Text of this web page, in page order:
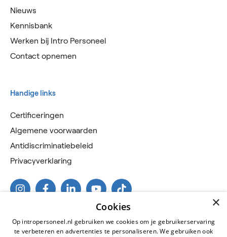
Nieuws
Kennisbank
Werken bij Intro Personeel
Contact opnemen
Handige links
Certificeringen
Algemene voorwaarden
Antidiscriminatiebeleid
Privacyverklaring
×
Cookies
Op intropersoneel.nl gebruiken we cookies om je gebruikerservaring
te verbeteren en advertenties te personaliseren. We gebruiken ook